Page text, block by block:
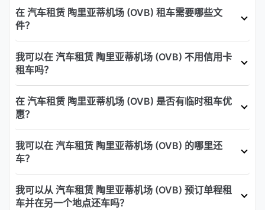
在 汽车租赁 陶里亚蒂机场 (OVB) 租车需要哪些文
件？
我可以在 汽车租赁 陶里亚蒂机场 (OVB) 不用信用卡
租车吗？
在 汽车租赁 陶里亚蒂机场 (OVB) 是否有临时租车优
惠？
我可以在 汽车租赁 陶里亚蒂机场 (OVB) 的哪里还
车？
我可以从 汽车租赁 陶里亚蒂机场 (OVB) 预订单程租
车并在另一个地点还车吗？